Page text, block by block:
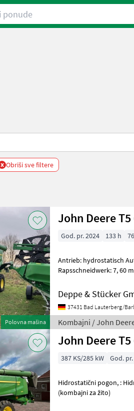
x Obriši sve filtere
Polovna mašina
John Deere T5
God. pr. 2024 133 h
Antrieb: hydrostatisch Autocontour Bordcomputer Breite
Rapsschneidwerk: 7, 60
Deppe & Stücker
37431 Bad Lauterberg/
Kombajni / John
John Deere T5
387 KS/285 kW God.
Hidrostatični pogon, : Hidrostatični pogon Kombajni Žitni kombajni
(kombajni za žito)